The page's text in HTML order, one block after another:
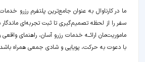
ما در کارناوال به عنوان جامع‌ترین پلتفرم رزرو
سفر را از لحظه‌ تصمیم‌گیری تا ثبت تجربه‌ای
ماموریت‌مان اراﺋــﻪ خدمات رزرو آسان، راهنمای
با دعوت به حرکت، پویایی و شادی جمعی همراه